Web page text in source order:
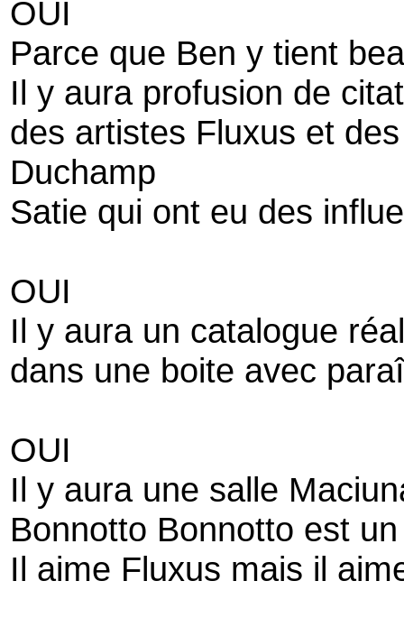
OUI
Parce que Ben y tient
Il y aura profusion de
des artistes Fluxus et
Duchamp
Satie qui ont eu des
OUI
Il y aura un catalogue
dans une boite avec
OUI
Il y aura une salle
Bonnotto Bonnotto est
Il aime Fluxus mais il